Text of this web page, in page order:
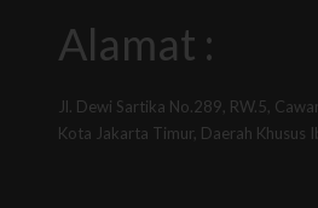
Alamat :
Jl. Dewi Sartika No.289, RW.5,
Kota Jakarta Timur, Daerah